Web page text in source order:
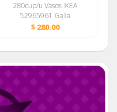
280cup/u Vasos IKEA
52965961 Galia
$ 280.00